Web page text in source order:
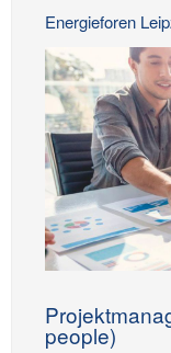
Energieforen
people)